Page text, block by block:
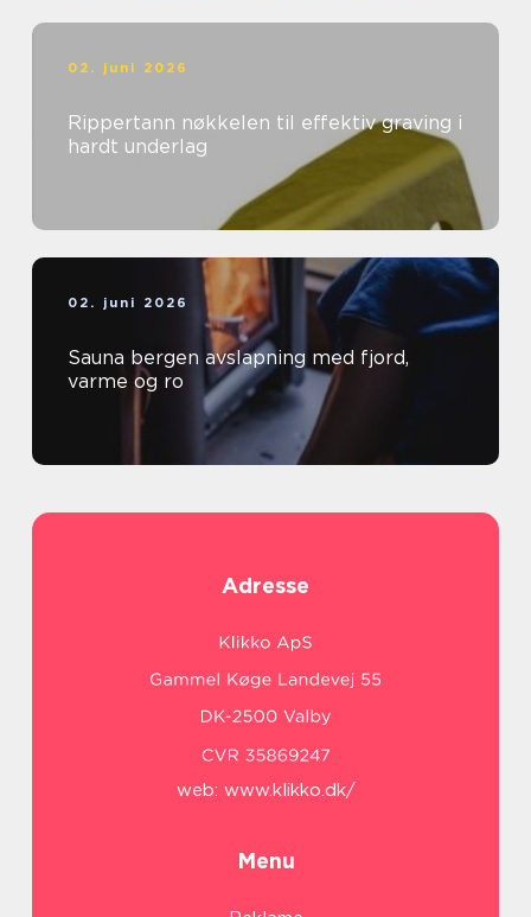
02. juni 2026
Rippertann nøkkelen til effektiv graving i
hardt underlag
02. juni 2026
Sauna bergen avslapning med fjord,
varme og ro
Adresse
web: www.klikko.dk/
Menu